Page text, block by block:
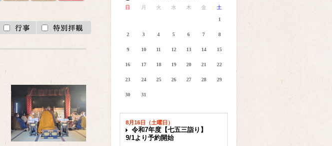
日 月 火 水 木 金 土
1
2 3 4 5 6 7 8
9 10 11 12 13 14 15
16 17 18 19 20 21 22
23 24 25 26 27 28 29
30 31
8月16日（土曜日）
令和7年度【七五三詣り】
9/1より予約開始